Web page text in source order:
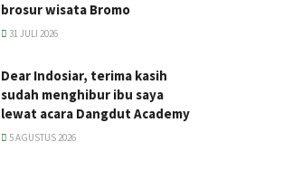
brosur wisata Bromo
31 JULI 2026
Dear Indosiar, terima kasih
sudah menghibur ibu saya
lewat acara Dangdut Academy
5 AGUSTUS 2026